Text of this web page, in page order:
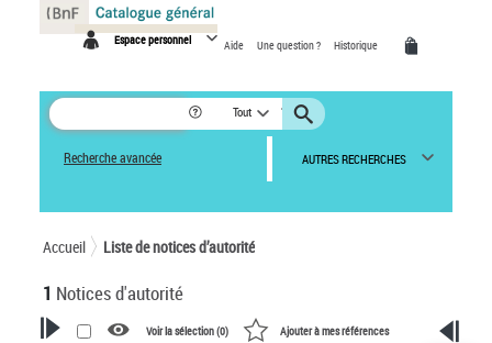
Espace personnel Aide Une question ? Historique
Tout
Recherche avancée AUTRES RECHERCHES
Accueil Liste de notices d’autorité
1 Notices d'autorité
Voir la sélection (0) Ajouter à mes références
Panneau de gestion des cookies